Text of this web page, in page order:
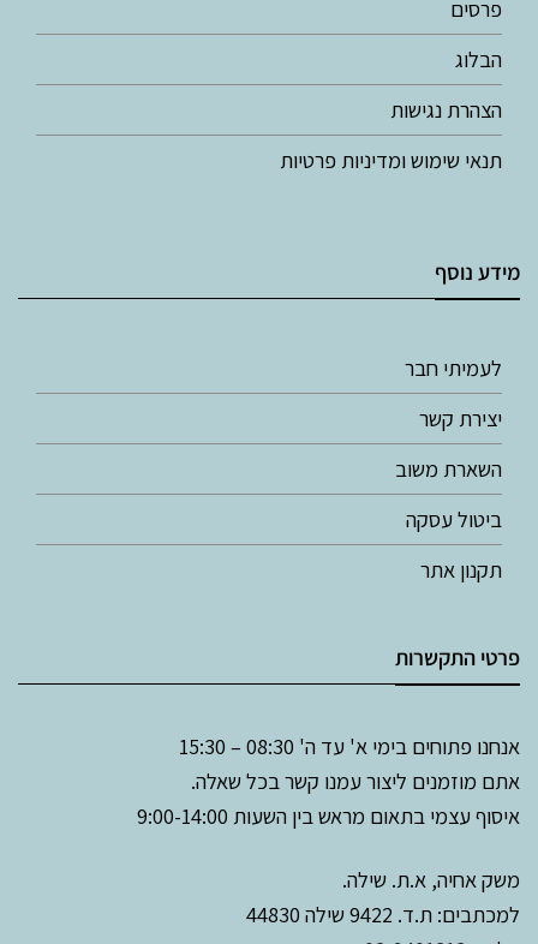
פרסים
הבלוג
הצהרת נגישות
תנאי שימוש ומדיניות פרטיות
מידע נוסף
לעמיתי חבר
יצירת קשר
השארת משוב
ביטול עסקה
תקנון אתר
פרטי התקשרות
אנחנו פתוחים בימי א' עד ה' 08:30 – 15:30
אתם מוזמנים ליצור עמנו קשר בכל שאלה.
איסוף עצמי בתאום מראש בין השעות 9:00-14:00
משק אחיה, א.ת. שילה.
למכתבים: ת.ד. 9422 שילה 44830